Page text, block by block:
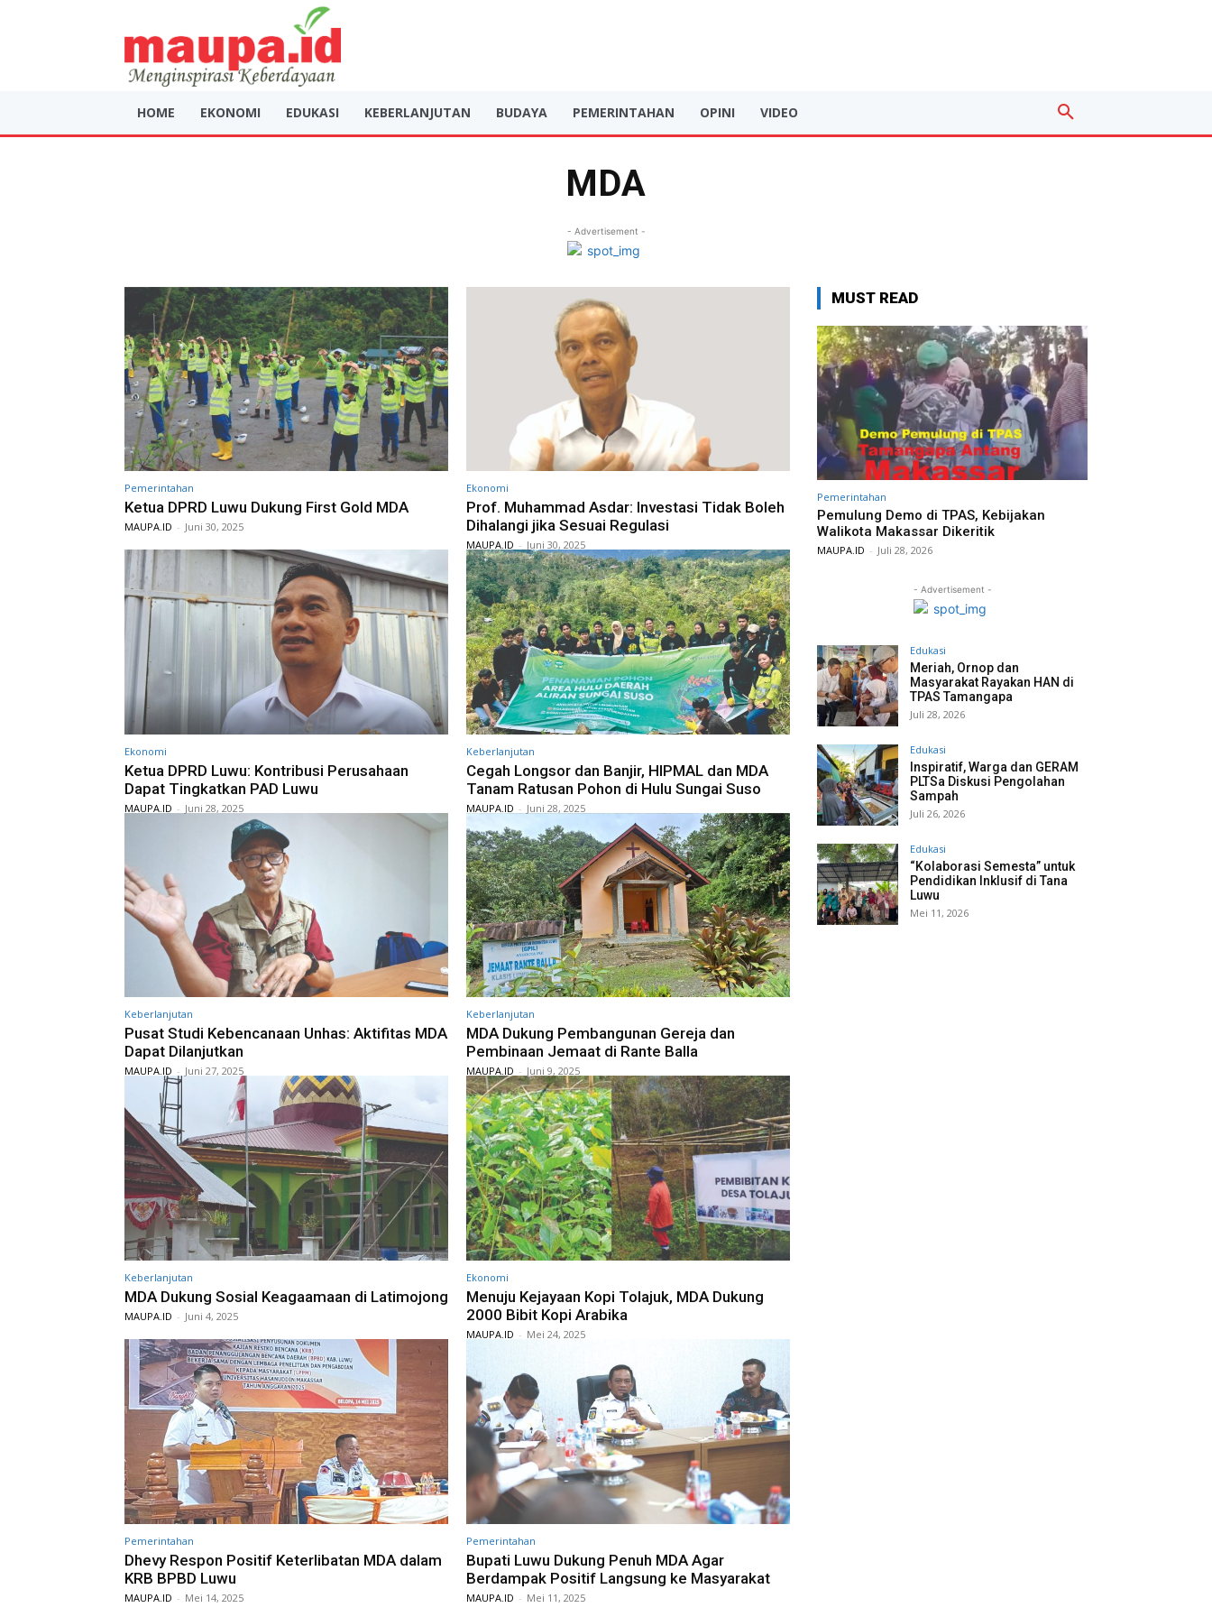
HOME EKONOMI EDUKASI KEBERLANJUTAN BUDAYA PEMERINTAHAN OPINI VIDEO
MDA
- Advertisement -
Pemerintahan
Ketua DPRD Luwu Dukung First Gold MDA
MAUPA.ID - Juni 30, 2025
Ekonomi
Prof. Muhammad Asdar: Investasi Tidak Boleh
Dihalangi jika Sesuai Regulasi
MAUPA.ID - Juni 30, 2025
Ekonomi
Ketua DPRD Luwu: Kontribusi Perusahaan
Dapat Tingkatkan PAD Luwu
MAUPA.ID - Juni 28, 2025
Keberlanjutan
Cegah Longsor dan Banjir, HIPMAL dan MDA
Tanam Ratusan Pohon di Hulu Sungai Suso
MAUPA.ID - Juni 28, 2025
Keberlanjutan
Pusat Studi Kebencanaan Unhas: Aktifitas MDA
Dapat Dilanjutkan
MAUPA.ID - Juni 27, 2025
Keberlanjutan
MDA Dukung Pembangunan Gereja dan
Pembinaan Jemaat di Rante Balla
MAUPA.ID - Juni 9, 2025
Keberlanjutan
MDA Dukung Sosial Keagaamaan di Latimojong
MAUPA.ID - Juni 4, 2025
Ekonomi
Menuju Kejayaan Kopi Tolajuk, MDA Dukung
2000 Bibit Kopi Arabika
MAUPA.ID - Mei 24, 2025
Pemerintahan
Dhevy Respon Positif Keterlibatan MDA dalam
KRB BPBD Luwu
MAUPA.ID - Mei 14, 2025
Pemerintahan
Bupati Luwu Dukung Penuh MDA Agar
Berdampak Positif Langsung ke Masyarakat
MAUPA.ID - Mei 11, 2025
MUST READ
Pemerintahan
Pemulung Demo di TPAS, Kebijakan
Walikota Makassar Dikeritik
MAUPA.ID - Juli 28, 2026
- Advertisement -
Edukasi
Meriah, Ornop dan
Masyarakat Rayakan HAN di
TPAS Tamangapa
Juli 28, 2026
Edukasi
Inspiratif, Warga dan GERAM
PLTSa Diskusi Pengolahan
Sampah
Juli 26, 2026
Edukasi
“Kolaborasi Semesta” untuk
Pendidikan Inklusif di Tana
Luwu
Mei 11, 2026